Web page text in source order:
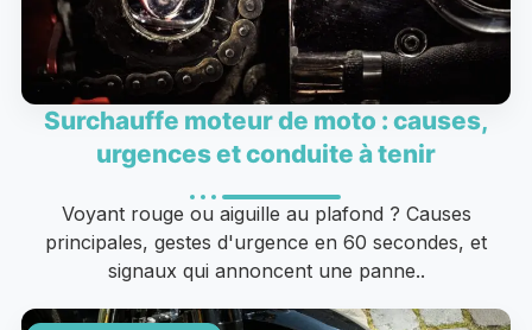
Surchauffe moteur de moto : causes,
urgences et conduite à tenir
Voyant rouge ou aiguille au plafond ? Causes
principales, gestes d'urgence en 60 secondes, et
signaux qui annoncent une panne..